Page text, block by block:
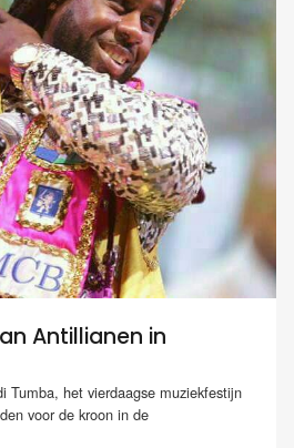
Antillianen in
Tumba, het vierdaagse muziekfestijn
voor de kroon in de